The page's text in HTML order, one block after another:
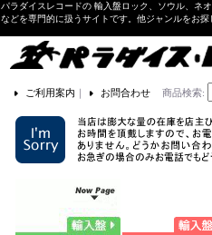
パラダイスレコードの 輸入盤ロック、ソウル、ネ
などを専門的に扱うサイトです。他ジャンルをお探
ご利用案内 ｜ お問合わせ 商品検索: